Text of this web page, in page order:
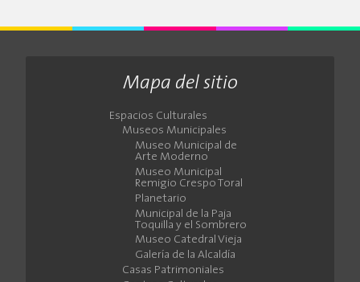
Mapa del sitio
Espacios Culturales
Museos Municipales
Museo Municipal de
Arte Moderno
Museo Municipal
Remigio Crespo Toral
Planetario
Municipal de la Paja
Toquilla y el Sombrero
Museo Catedral Vieja
Galería de la Alcaldía
Casas Patrimoniales